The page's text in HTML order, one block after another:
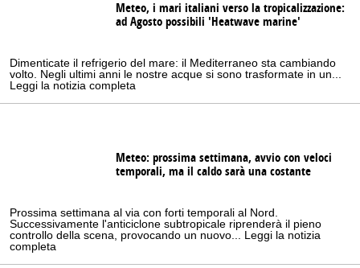
Meteo, i mari italiani verso la tropicalizzazione:
ad Agosto possibili 'Heatwave marine'
Dimenticate il refrigerio del mare: il Mediterraneo sta cambiando
volto. Negli ultimi anni le nostre acque si sono trasformate in un...
Leggi la notizia completa
Meteo: prossima settimana, avvio con veloci
temporali, ma il caldo sarà una costante
Prossima settimana al via con forti temporali al Nord.
Successivamente l'anticiclone subtropicale riprenderà il pieno
controllo della scena, provocando un nuovo... Leggi la notizia
completa